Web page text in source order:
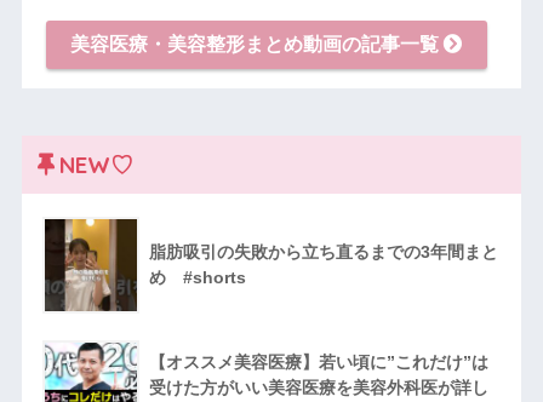
美容医療・美容整形まとめ動画の記事一覧
NEW♡
脂肪吸引の失敗から立ち直るまでの3年間まと
め #shorts
【オススメ美容医療】若い頃に”これだけ”は
受けた方がいい美容医療を美容外科医が詳し